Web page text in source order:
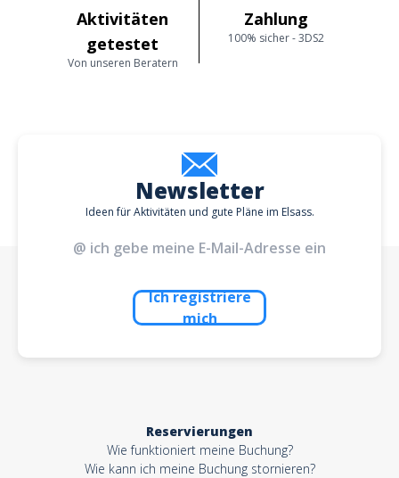
Aktivitäten
getestet
Von unseren Beratern
Zahlung
100% sicher - 3DS2
Newsletter
Ideen für Aktivitäten und gute Pläne im Elsass.
Ich registriere
mich
Reservierungen
Wie funktioniert meine Buchung?
Wie kann ich meine Buchung stornieren?